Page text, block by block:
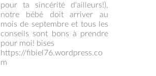
pour ta sincérité d'ailleurs!),
notre bébé doit arriver au
mois de septembre et tous les
conseils sont bons à prendre
pour moi! bises
https://fibiel76.wordpress.co
m